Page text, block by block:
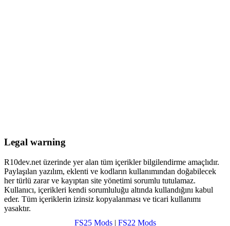
Legal warning
R10dev.net üzerinde yer alan tüm içerikler bilgilendirme amaçlıdır.
Paylaşılan yazılım, eklenti ve kodların kullanımından doğabilecek
her türlü zarar ve kayıptan site yönetimi sorumlu tutulamaz.
Kullanıcı, içerikleri kendi sorumluluğu altında kullandığını kabul
eder. Tüm içeriklerin izinsiz kopyalanması ve ticari kullanımı
yasaktır.
FS25 Mods| FS22 Mods